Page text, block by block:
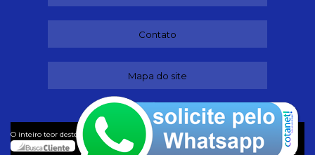
Contato
Mapa do site
O inteiro teor deste site está sujeito à proteção de direitos autorais. Copyright
Lubrificantes (Lei 9610 de 19/02/1998)